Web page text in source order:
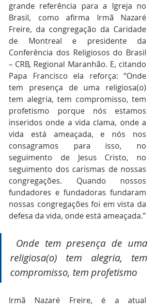
grande referência para a Igreja no
Brasil, como afirma Irmã Nazaré
Freire, da congregação da Caridade
de Montreal e presidente da
Conferência dos Religiosos do Brasil
– CRB, Regional Maranhão. E, citando
Papa Francisco ela reforça: “Onde
tem presença de uma religiosa(o)
tem alegria, tem compromisso, tem
profetismo porque nós estamos
inseridos onde a vida clama, onde a
vida está ameaçada, e nós nos
consagramos para isso, no
seguimento de Jesus Cristo, no
seguimento dos carismas de nossas
congregações. Quando nossos
fundadores e fundadoras fundaram
nossas congregações foi em vista da
defesa da vida, onde está ameaçada.”
Onde tem presença de uma
religiosa(o) tem alegria, tem
compromisso, tem profetismo
Irmã Nazaré Freire, é a atual